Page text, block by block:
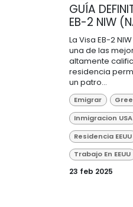
GUÍA
EB-2 NIW
La Visa EB-2
una de las
altamente
residencia
un patro...
Emigrar
Inmigracion USA
Residencia EEUU
Trabajo En EEUU
23 feb 2025